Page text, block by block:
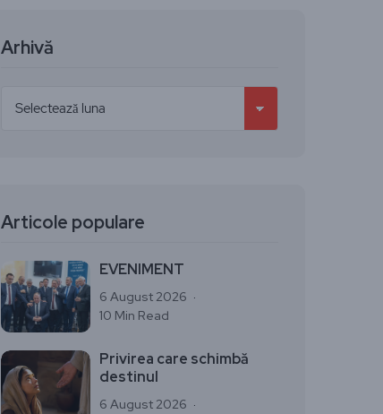
Arhivă
Articole populare
EVENIMENT
6 August 2026
10 Min Read
Privirea care schimbă
destinul
6 August 2026